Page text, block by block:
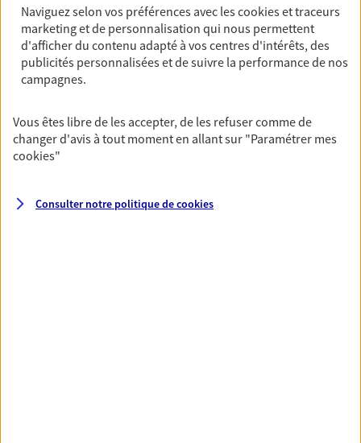
Multirisque Entreprise
Gagnez en simplicité et en sérénité avec votre
assurance multirisque entreprise. Un contrat
équipements et stocks… sans oublier votre
responsabilité civile.
DEMANDER UN DEVIS
Naviguez selon vos préférences avec lescookies et traceurs
marketing et de personnalisation qui nous permettent
d'afficher du contenu adapté à vos centres d'intérêts, des
publicités personnalisées et de suivre la performance de nos
campagnes.
Vous êtes libre de les accepter, de les refuser comme de
changer d'avis à tout moment en allant sur "Paramétrer mes
cookies"
Consulter notre politique decookies